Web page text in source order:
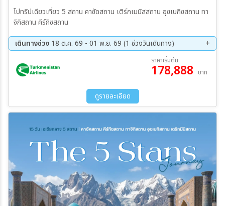
ไปทริปเดียวเที่ยว 5 สถาน คาซัดสถาน เติร์กเมนิสสถาน อุซเบกิซสถาน ทา
จิกิสถาน คีร์กิซสถาน
เดินทางช่วง 18 ต.ค. 69 - 01 พ.ย. 69 (1 ช่วงวันเดินทาง)
ราคาเริ่มต้น
178,888 บาท
ดูรายละเอียด